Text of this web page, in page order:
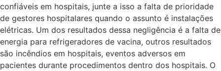
confiáveis em hospitais, junte a isso a falta de prioridade
de gestores hospitalares quando o assunto é instalações
elétricas. Um dos resultados dessa negligência é a falta de
energia para refrigeradores de vacina, outros resultados
são incêndios em hospitais, eventos adversos em
pacientes durante procedimentos dentro dos hospitais. O